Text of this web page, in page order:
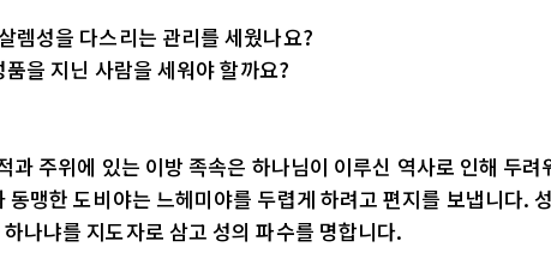
렘성을 다스리는 관리를 세웠나요?
을 지닌 사람을 세워야 할까요?
주위에 있는 이방 족속은 하나님이 이루신 역사로 인해 두려
맹한 도비야는 느헤미야를 두렵게 하려고 편지를 보냅니다.
나냐를 지도자로 삼고 성의 파수를 명합니다.